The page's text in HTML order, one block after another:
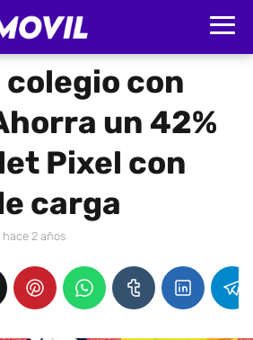
con
un 42%
Pixel con
carga
hace 2 años